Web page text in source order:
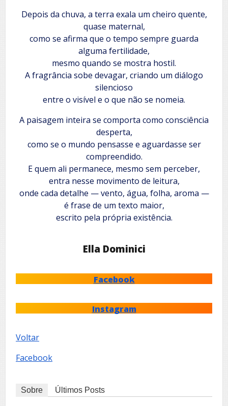
Depois da chuva, a terra exala um cheiro quente,
quase maternal,
como se afirma que o tempo sempre guarda
alguma fertilidade,
mesmo quando se mostra hostil.
A fragrância sobe devagar, criando um diálogo
silencioso
entre o visível e o que não se nomeia.
A paisagem inteira se comporta como consciência
desperta,
como se o mundo pensasse e aguardasse ser
compreendido.
E quem ali permanece, mesmo sem perceber,
entra nesse movimento de leitura,
onde cada detalhe — vento, água, folha, aroma —
é frase de um texto maior,
escrito pela própria existência.
Ella Dominici
Facebook
Instagram
Voltar
Facebook
Sobre Últimos Posts